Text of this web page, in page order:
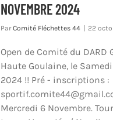
NOVEMBRE 2024
ParComité Fléchettes 44 22
Open de Comité du DARD
Haute Goulaine, le
2024 !! Pré - inscriptions :
Mercredi 6 Novembre.